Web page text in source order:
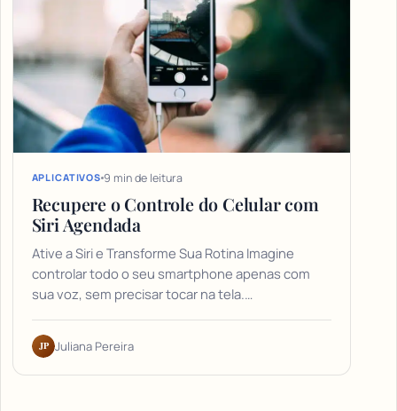
APLICATIVOS 9 min de leitura
Recupere o Controle do Celular com
Siri Agendada
Ative a Siri e Transforme Sua Rotina Imagine
controlar todo o seu smartphone apenas com
sua voz, sem precisar tocar na tela.…
JP Juliana Pereira